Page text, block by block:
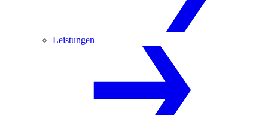
Leistungen